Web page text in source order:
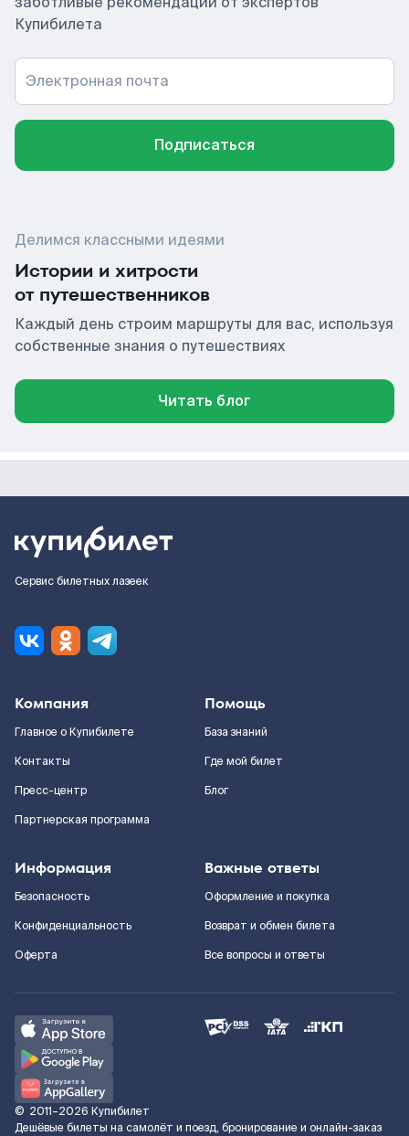
Купибилета
Электронная почта
Подписаться
Делимся классными идеями
Истории и хитрости
от путешественников
Каждый день строим маршруты для вас, используя
собственные знания о путешествиях
Читать блог
Сервис билетных лазеек
Компания
Главное о Купибилете
Контакты
Пресс-центр
Партнерская программа
Помощь
База знаний
Где мой билет
Блог
Информация
Безопасность
Конфиденциальность
Оферта
Важные ответы
Оформление и покупка
Возврат и обмен билета
Все вопросы и ответы
© 2011–2026 Купибилет
Дешёвые билеты на самолёт и поезд, бронирование и онлайн-заказ